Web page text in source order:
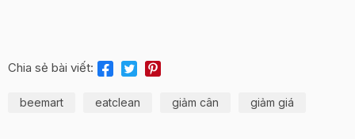
Chia sẻ bài viết:
beemart eatclean giảm cân giảm giá